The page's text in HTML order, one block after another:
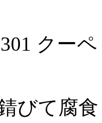
クー
びて腐